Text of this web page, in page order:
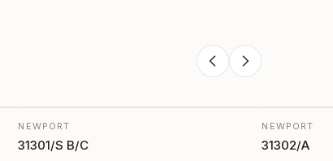
NEWPORT
31301/S B/C
NEWPORT
31302/A